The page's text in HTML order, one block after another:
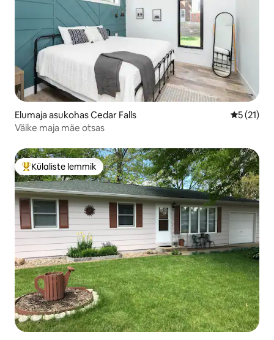
Elumaja asukohas Cedar Falls
5 (21)
Väike maja mäe otsas
Külaliste suur lemmik
Külaliste lemmik